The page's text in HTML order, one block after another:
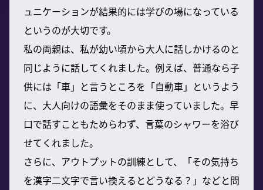
ュニケーションが結果的には学びの場になっている
というのが大切です。
私の両親は、私が幼い頃から大人に話しかけるのと
同じように話してくれました。例えば、普通なら子
供には「車」と言うところを「自動車」というよう
に、大人向けの語彙をそのまま使っていました。早
口で話すこともためらわず、言葉のシャワーを浴び
せてくれました。
さらに、アウトプットの訓練として、「その気持ち
を漢字二文字で言い換えるとどうなる？」などと問